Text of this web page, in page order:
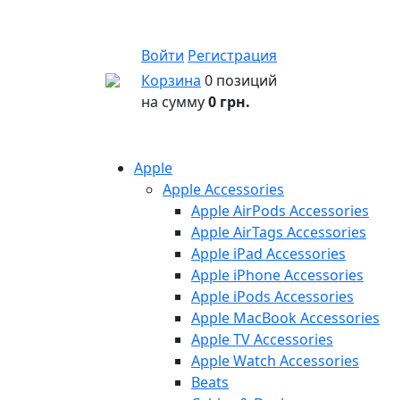
Войти Регистрация
Корзина 0 позиций
на сумму0 грн.
Apple
Apple Accessories
Apple AirPods Accessories
Apple AirTags Accessories
Apple iPad Accessories
Apple iPhone Accessories
Apple iPods Accessories
Apple MacBook Accessories
Apple TV Accessories
Apple Watch Accessories
Beats